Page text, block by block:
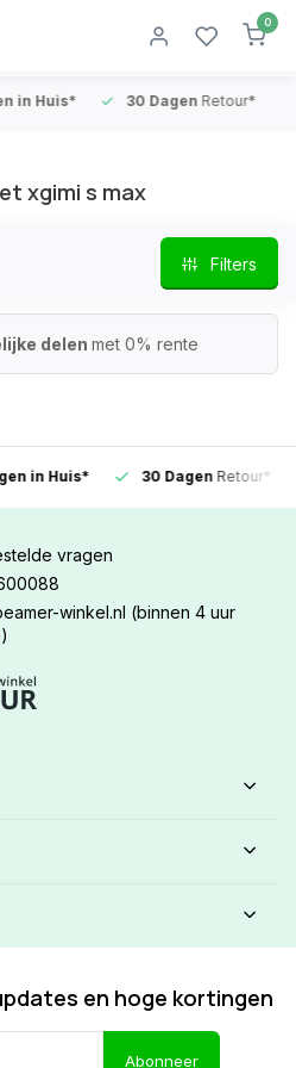
0
Huis* 30 DagenRetour*
xgimi s max
Filters
delen met 0% rente
Huis* 30 DagenRetour*
vragen
winkel.nl (binnen 4 uur
en hoge kortingen
Abonneer